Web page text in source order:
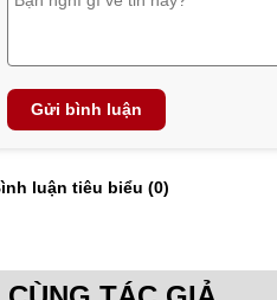
Gửi bình luận
luận tiêu biểu (0)